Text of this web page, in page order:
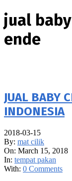
jual
ende
JUAL BABY
INDONESIA
2018-03-15
By: mat cilik
On: March 15, 2018
In: tempat pakan
With: 0 Comments